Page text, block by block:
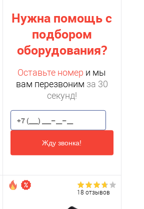
Нужна помощь с
подбором
оборудования?
Оставьте номер и мы
вам перезвоним за 30
секунд!
Жду звонка!
18 отзывов